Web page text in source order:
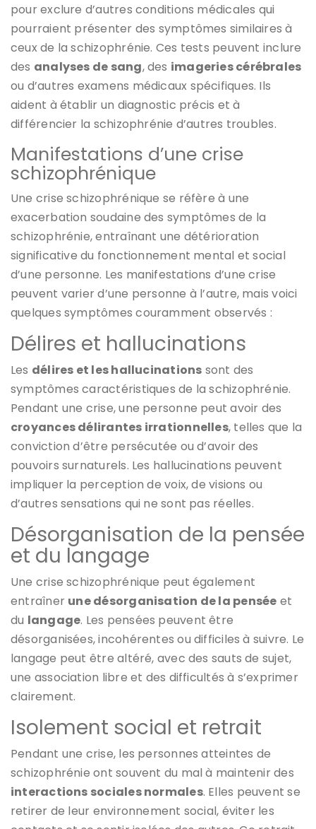
pour exclure d’autres conditions médicales qui
pourraient présenter des symptômes similaires à
ceux de la schizophrénie. Ces tests peuvent inclure
des analyses de sang, des imageries cérébrales
ou d’autres examens médicaux spécifiques. Ils
aident à établir un diagnostic précis et à
différencier la schizophrénie d’autres troubles.
Manifestations d’une crise
schizophrénique
Une crise schizophrénique se réfère à une
exacerbation soudaine des symptômes de la
schizophrénie, entraînant une détérioration
significative du fonctionnement mental et social
d’une personne. Les manifestations d’une crise
peuvent varier d’une personne à l’autre, mais voici
quelques symptômes couramment observés :
Délires et hallucinations
Les délires et les hallucinations sont des
symptômes caractéristiques de la schizophrénie.
Pendant une crise, une personne peut avoir des
croyances délirantes irrationnelles, telles que la
conviction d’être persécutée ou d’avoir des
pouvoirs surnaturels. Les hallucinations peuvent
impliquer la perception de voix, de visions ou
d’autres sensations qui ne sont pas réelles.
Désorganisation de la pensée
et du langage
Une crise schizophrénique peut également
entraîner une désorganisation de la pensée et
du langage. Les pensées peuvent être
désorganisées, incohérentes ou difficiles à suivre. Le
langage peut être altéré, avec des sauts de sujet,
une association libre et des difficultés à s’exprimer
clairement.
Isolement social et retrait
Pendant une crise, les personnes atteintes de
schizophrénie ont souvent du mal à maintenir des
interactions sociales normales. Elles peuvent se
retirer de leur environnement social, éviter les